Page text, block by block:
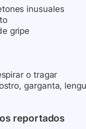
inusuales
gripe
o tragar
garganta,
reportados